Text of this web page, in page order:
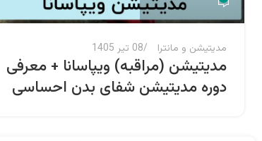
مدیتیشن و مانترا 08 تیر 1405
مدیتیشن (مراقبه) ویپاسانا + معرفی
دوره مدیتیشن شفای بدن احساسی